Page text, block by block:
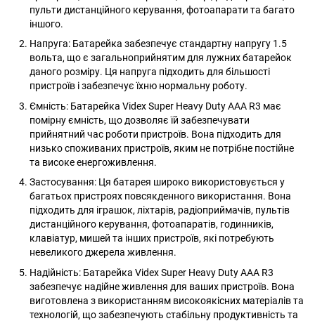
пульти дистанційного керування, фотоапарати та багато
іншого.
Напруга: Батарейка забезпечує стандартну напругу 1.5
вольта, що є загальноприйнятим для лужних батарейок
даного розміру. Ця напруга підходить для більшості
пристроїв і забезпечує їхню нормальну роботу.
Ємність: Батарейка Videx Super Heavy Duty AAA R3 має
помірну ємність, що дозволяє їй забезпечувати
прийнятний час роботи пристроїв. Вона підходить для
низько споживаних пристроїв, яким не потрібне постійне
та високе енергоживлення.
Застосування: Ця батарея широко використовується у
багатьох пристроях повсякденного використання. Вона
підходить для іграшок, ліхтарів, радіоприймачів, пультів
дистанційного керування, фотоапаратів, годинників,
клавіатур, мишей та інших пристроїв, які потребують
невеликого джерела живлення.
Надійність: Батарейка Videx Super Heavy Duty AAA R3
забезпечує надійне живлення для ваших пристроїв. Вона
виготовлена з використанням високоякісних матеріалів та
технологій, що забезпечують стабільну продуктивність та